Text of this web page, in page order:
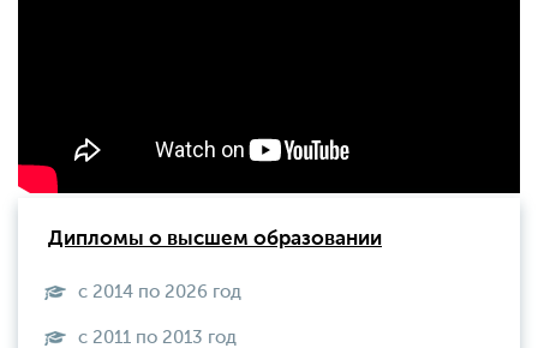
Дипломы о высшем образовании
с 2014 по 2026 год
с 2011 по 2013 год